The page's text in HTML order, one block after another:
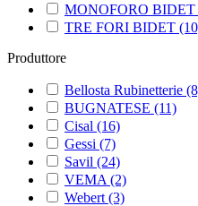
MONOFORO BIDET
TRE FORI BIDET
Produttore
Bellosta Rubinetterie
BUGNATESE (11)
Cisal (16)
Gessi (7)
Savil (24)
VEMA (2)
Webert (3)